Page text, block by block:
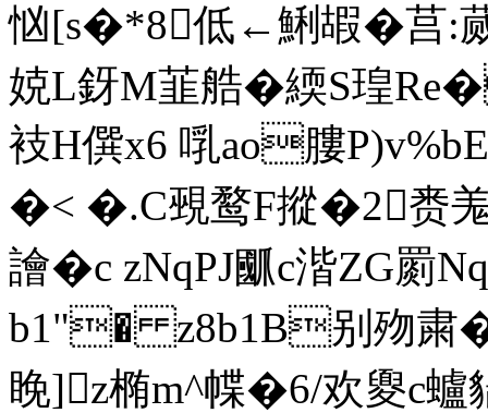
忷[s�*8低←鯏嘏� 莒:
娔L釾M韮艁�緛S瑝
衼 H僎x6 啂ao膢
�< �.C覡鹜F摐
譮�c zNqPJ爴c湝ZG
b1"� z8b1B别歾粛
睌]z椭m^幉�6/欢夓c蠦